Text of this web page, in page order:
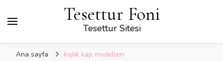
Tesettur Foni
Tesettur Sitesi
Ana sayfa kışlık kap modelleri